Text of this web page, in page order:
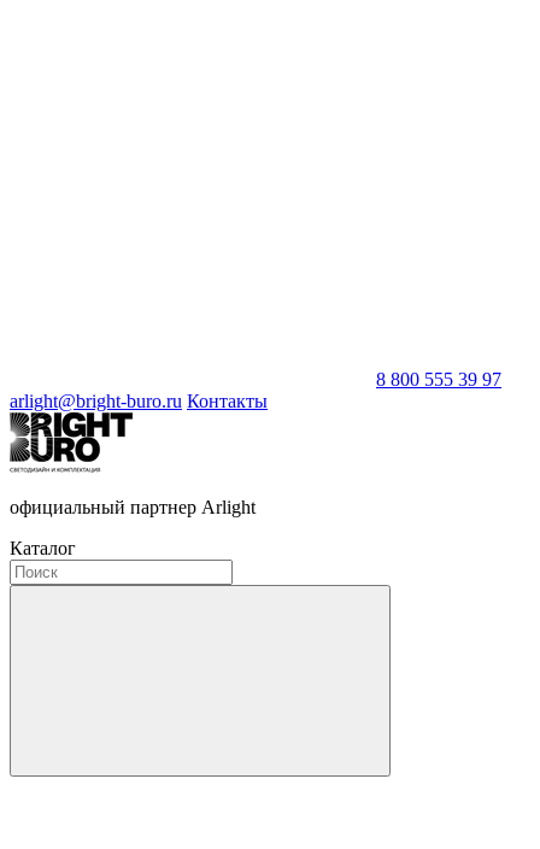
8 800 555 39 97
arlight@bright-buro.ru Контакты
официальный партнер Arlight
Каталог